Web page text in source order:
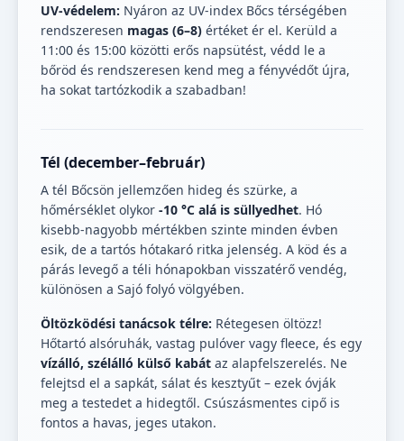
UV-védelem: Nyáron az UV-index Bőcs térségében
rendszeresen magas (6–8) értéket ér el. Kerüld a
11:00 és 15:00 közötti erős napsütést, védd le a
bőröd és rendszeresen kend meg a fényvédőt újra,
ha sokat tartózkodik a szabadban!
Tél (december–február)
A tél Bőcsön jellemzően hideg és szürke, a
hőmérséklet olykor -10 °C alá is süllyedhet. Hó
kisebb-nagyobb mértékben szinte minden évben
esik, de a tartós hótakaró ritka jelenség. A köd és a
párás levegő a téli hónapokban visszatérő vendég,
különösen a Sajó folyó völgyében.
Öltözködési tanácsok télre: Rétegesen öltözz!
Hőtartó alsóruhák, vastag pulóver vagy fleece, és egy
vízálló, szélálló külső kabát az alapfelszerelés. Ne
felejtsd el a sapkát, sálat és kesztyűt – ezek óvják
meg a testedet a hidegtől. Csúszásmentes cipő is
fontos a havas, jeges utakon.